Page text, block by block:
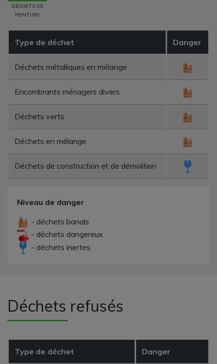
DÉCHETS DE
PEINTURE
Type de déchet Danger
Déchets métalliques en mélange
Encombrants ménagers divers
Déchets verts
Déchets en mélange
Déchets de construction et de démolition
Niveau de danger
- déchets banals
- déchets dangereux
- déchets inertes
Déchets refusés
Type de déchet Danger